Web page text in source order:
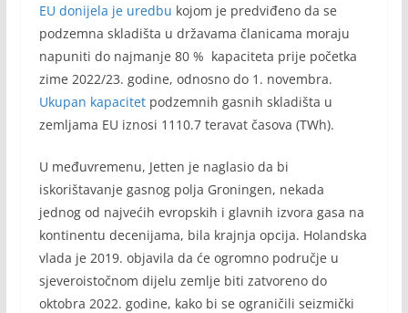
EU donijela je uredbu kojom je predviđeno da se
podzemna skladišta u državama članicama moraju
napuniti do najmanje 80 % kapaciteta prije početka
zime 2022/23. godine, odnosno do 1. novembra.
Ukupan kapacitet podzemnih gasnih skladišta u
zemljama EU iznosi 1110.7 teravat časova (TWh).
U međuvremenu, Jetten je naglasio da bi
iskorištavanje gasnog polja Groningen, nekada
jednog od najvećih evropskih i glavnih izvora gasa na
kontinentu decenijama, bila krajnja opcija. Holandska
vlada je 2019. objavila da će ogromno područje u
sjeveroistočnom dijelu zemlje biti zatvoreno do
oktobra 2022. godine, kako bi se ograničili seizmički